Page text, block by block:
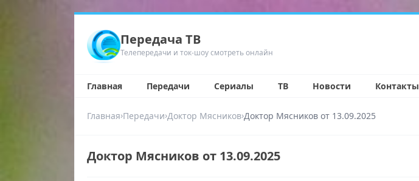
Передача ТВ
Телепередачи и ток-шоу смотреть онлайн
Главная Передачи Сериалы ТВ Новости Контакты
Главная›Передачи›Доктор Мясников›Доктор Мясников от 13.09.2025
Доктор Мясников от 13.09.2025